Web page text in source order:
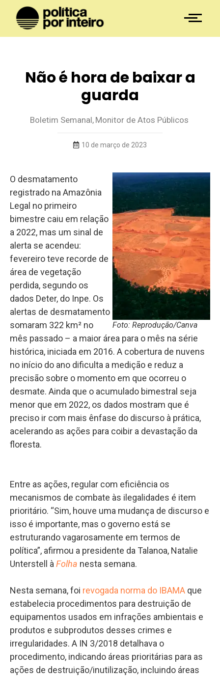
Não é hora de baixar a
guarda
Boletim Semanal, Monitor de Atos Públicos
10 de março de 2023
Foto: Reprodução/Canva
O desmatamento
registrado na Amazônia
Legal no primeiro
bimestre caiu em relação
a 2022, mas um sinal de
alerta se acendeu:
fevereiro teve recorde de
área de vegetação
perdida, segundo os
dados Deter, do Inpe. Os
alertas de desmatamento
somaram 322 km² no
mês passado – a maior área para o mês na série
histórica, iniciada em 2016. A cobertura de nuvens
no início do ano dificulta a medição e reduz a
precisão sobre o momento em que ocorreu o
desmate. Ainda que o acumulado bimestral seja
menor que em 2022, os dados mostram que é
preciso ir com mais ênfase do discurso à prática,
acelerando as ações para coibir a devastação da
floresta.
Entre as ações, regular com eficiência os
mecanismos de combate às ilegalidades é item
prioritário. “Sim, houve uma mudança de discurso e
isso é importante, mas o governo está se
estruturando vagarosamente em termos de
política”, afirmou a presidente da Talanoa, Natalie
Unterstell à Folha nesta semana.
Nesta semana, foi revogada norma do IBAMA que
estabelecia procedimentos para destruição de
equipamentos usados em infrações ambientais e
produtos e subprodutos desses crimes e
irregularidades. A IN 3/2018 detalhava o
procedimento, indicando áreas prioritárias para as
ações de destruição/inutilização, incluindo áreas